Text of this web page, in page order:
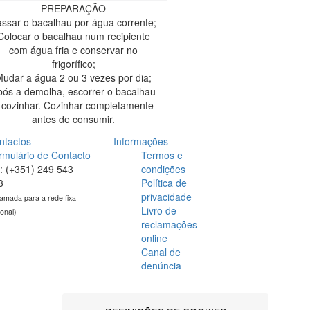
PREPARAÇÃO
o bacalhau por água corrente;
o bacalhau num recipiente
com água fria e conservar no
frigorífico;
a água 2 ou 3 vezes por dia;
a demolha, escorrer o bacalhau
Cozinhar completamente
antes de consumir.
de Contacto
(+351) 249 543
para a rede fixa
Informações
Termos e
condições
Política de
privacidade
Livro de
reclamações
online
Canal de
denúncia